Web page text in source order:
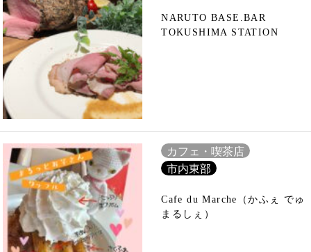
NARUTO BASE.BAR
TOKUSHIMA STATION
カフェ・喫茶店
市内東部
Cafe du Marche（かふぇ でゅ
まるしぇ）